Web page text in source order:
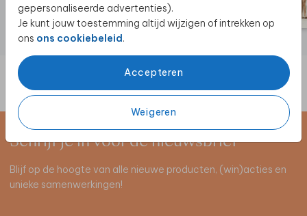
gepersonaliseerde advertenties).
Je kunt jouw toestemming altijd wijzigen of intrekken op
ons ons cookiebeleid.
Accepteren
Weigeren
Schrijf je in voor de nieuwsbrief
Blijf op de hoogte van alle nieuwe producten, (win)acties en
unieke samenwerkingen!